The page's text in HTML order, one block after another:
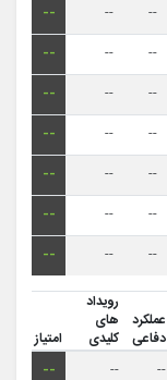
--
--
--
--
--
--
--
--
--
--
--
--
--
--
--
--
--
--
--
--
--
عملکرد
دفاعی
رویداد
های
کلیدی
امتیاز
--
--
--